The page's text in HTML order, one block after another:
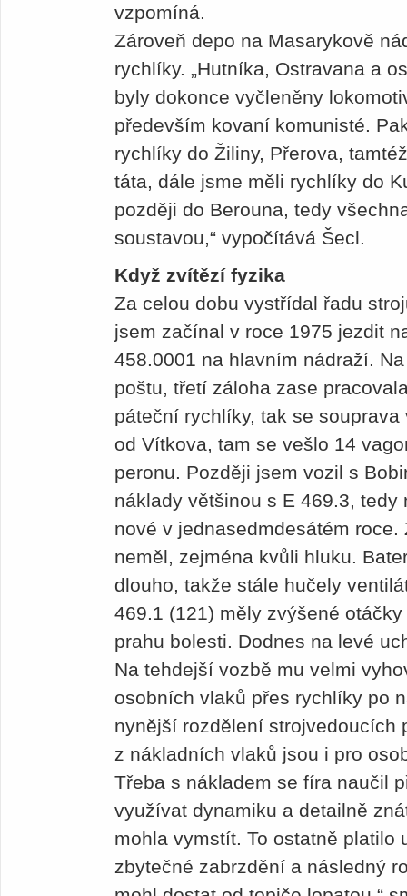
vzpomíná.
Zároveň depo na Masarykově
rychlíky. „Hutníka, Ostravana a
byly dokonce vyčleněny
především kovaní komunisté.
rychlíky do Žiliny, Přerova,
táta, dále jsme měli rychlíky do
později do Berouna, tedy
soustavou,“ vypočítává Šecl.
Když zvítězí fyzika
Za celou dobu vystřídal řadu
jsem začínal v roce 1975 jezdit
458.0001 na hlavním nádraží.
poštu, třetí záloha zase
páteční rychlíky, tak se
od Vítkova, tam se vešlo 14
peronu. Později jsem vozil s
náklady většinou s E 469.3,
nové v jednasedmdesátém
neměl, zejména kvůli hluku.
dlouho, takže stále hučely
469.1 (121) měly zvýšené
prahu bolesti. Dodnes na levé
Na tehdejší vozbě mu velmi
osobních vlaků přes rychlíky po
nynější rozdělení strojvedoucích
z nákladních vlaků jsou i pro
Třeba s nákladem se fíra naučil
využívat dynamiku a detailně
mohla vymstít. To ostatně platilo
zbytečné zabrzdění a následný